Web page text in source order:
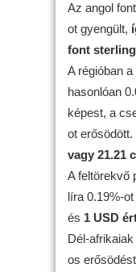
Az angol
ot gyengült,
font sterling
A régióban
hasonlóan
képest, a
ot erősödött.
vagy 21.21
A feltörekvő
líra 0.19%-
és 1 USD
Dél-
os